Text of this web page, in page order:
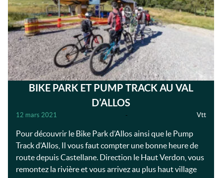
BIKE PARK ET PUMP TRACK AU VAL
D’ALLOS
12 mars 2021 - Vtt
Pour découvrir le Bike Park d’Allos ainsi que le Pump
Track d’Allos, Il vous faut compter une bonne heure de
route depuis Castellane. Direction le Haut Verdon, vous
remontez la rivière et vous arrivez au plus haut village